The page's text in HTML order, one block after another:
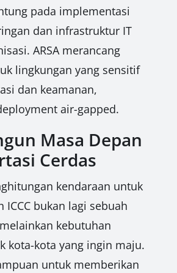
pada implementasi
dan infrastruktur IT
ARSA merancang
lingkungan yang sensitif
dan keamanan,
air-gapped.
Masa Depan
Cerdas
kendaraan untuk
ICCC bukan lagi sebuah
kebutuhan
kota-kota yang ingin maju.
untuk memberikan